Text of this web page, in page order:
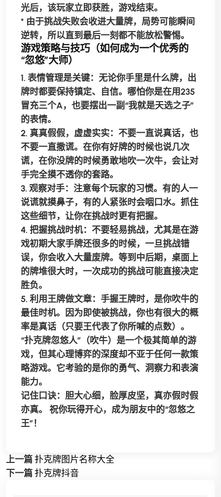
光后，该玩家立即获胜，游戏结束。
* 由于挑战失败会收进大量牌，局势可能瞬间
逆转，所以直到最后一刻都不能放松警惕。
游戏策略与技巧（如何成为一个优秀的
“忽悠”大师）
1. 表情管理是关键：无论你手里是什么牌，出
牌时都要保持镇定、自信。哪怕你是在用235
冒充三个A，也要摆出一副“我就是天选之子”
的表情。
2. 真真假假，虚虚实实：不要一直说真话，也
不要一直撒谎。在你有好牌的时候也说几次
谎，在你没牌的时候勇敢地吹一次牛，会让对
手完全摸不透你的套路。
3. 观察对手：注意每个玩家的习惯。有的人一
说谎就摸鼻子，有的人紧张时会咽口水。抓住
这些细节，让你在挑战时更有把握。
4. 把握挑战时机：不要轻易挑战，尤其是在游
戏初期大家手牌还很多的时候，一旦挑战错
误，你会收入大量废牌。等到中后期，桌面上
的牌堆很大时，一次成功的挑战可能直接决定
胜负。
5. 利用王牌做文章：手握王牌时，是你吹牛的
最佳时机。因为即使被挑战，你也有很大的概
率是真话（只要王代表了你所喊的点数）。
“扑克牌忽悠人”（吹牛）是一个极其简单的游
戏，但其心理博弈的深度却不亚于任何一款策
略游戏。它考验的是你的勇气、洞察力和表演
能力。
记住口诀： 胆大心细，脸厚皮坚，真亦假时假
亦真。
祝你玩得开心，成为朋友中的“忽悠之
王”！
上一篇扑克牌图片名称大全
下一篇扑克牌抖音